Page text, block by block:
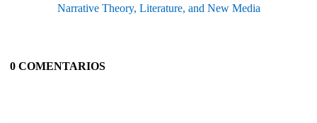
Narrative Theory, Literature, and New Media
0 COMENTARIOS